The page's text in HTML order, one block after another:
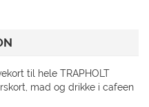
til hele TRAPHOLT
mad og drikke i cafeen